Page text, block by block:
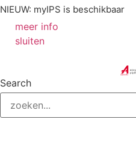
NIEUW: myIPS is beschikbaar
meer info
sluiten
Search